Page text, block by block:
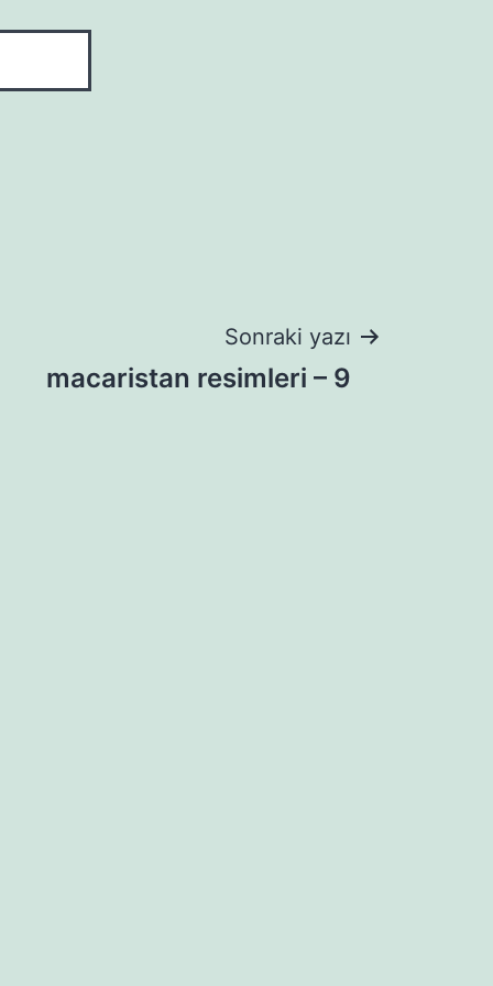
Sonraki yazı
macaristan resimleri – 9